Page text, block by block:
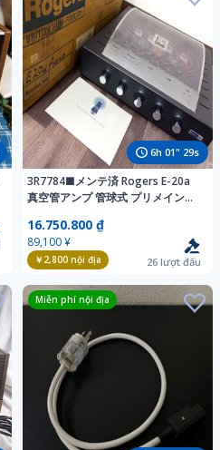
6h 01" 27s
3R7784■メンテ済 Rogers E-20a
真空管アンプ 管球式 プリメインア
■
16.750.800 ₫
89,100 ¥
￥2,800nội địa 26 lượt đấu
Miễn phí nội địa